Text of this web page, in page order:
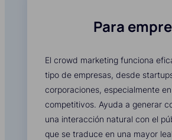
Para
El crowd marketing funciona
tipo de empresas, desde
corporaciones, especialmente
competitivos. Ayuda a generar
una interacción natural con el
que se traduce en una mayor